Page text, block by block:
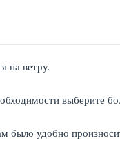
на ветру.
выберите
было удобно